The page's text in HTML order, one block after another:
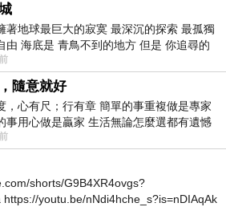
著地球最巨大的寂寞 最深沉的探索 最孤獨
由 海底是 青鳥不到的地方 但是 你追尋的
以比珍珠更
隨意就好
，心有尺；行有章 簡單的事重複做是專家
事用心做是贏家 生活無論怎麼選都有遺憾
心就好 生活不會辜負認真
shorts/G9B4XR4ovgs?
https://youtu.be/nNdi4hche_s?is=nDIAqAk